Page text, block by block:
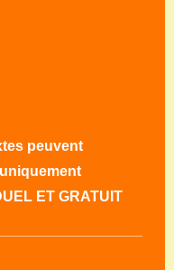
peuvent
ET GRATUIT